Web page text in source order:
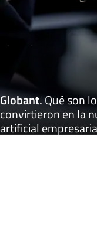
Globant.Qué son
convirtieron en la
artificial